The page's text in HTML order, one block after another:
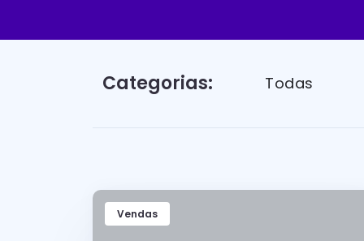
Categorias: Todas
Vendas